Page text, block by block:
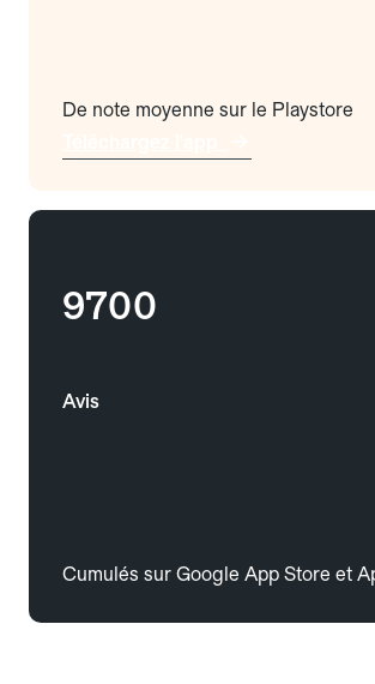
De note moyenne sur le Playstore
9700
Avis
Cumulés sur Google App Store et